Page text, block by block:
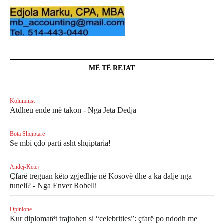
MË TË REJAT
Kolumnist
Atdheu ende më takon - Nga Jeta Dedja
Bota Shqiptare
Se mbi çdo parti asht shqiptaria!
Andej-Këtej
Çfarë treguan këto zgjedhje në Kosovë dhe a ka dalje nga
tuneli? - Nga Enver Robelli
Opinione
Kur diplomatët trajtohen si “celebrities”: çfarë po ndodh me